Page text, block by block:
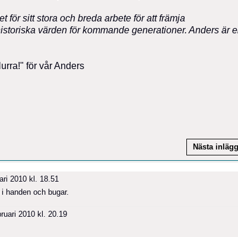
för sitt stora och breda arbete för att främja
värden för kommande generationer. Anders är
för vår Anders
Nästa
2010 kl. 18.51
handen och bugar.
2010 kl. 20.19